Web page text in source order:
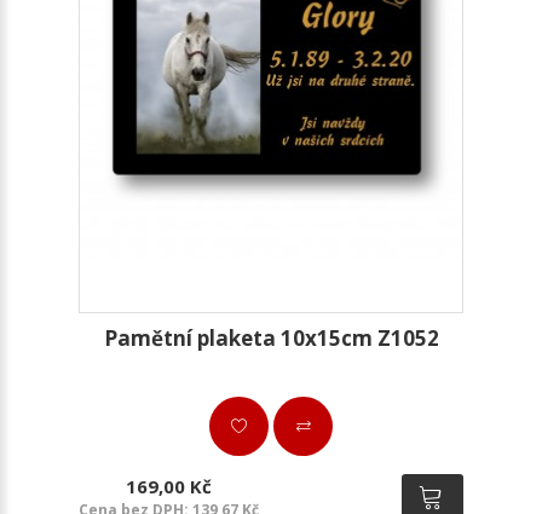
Pamětní plaketa 10x15cm Z1052
169,00 Kč
Cena bez DPH: 139,67 Kč